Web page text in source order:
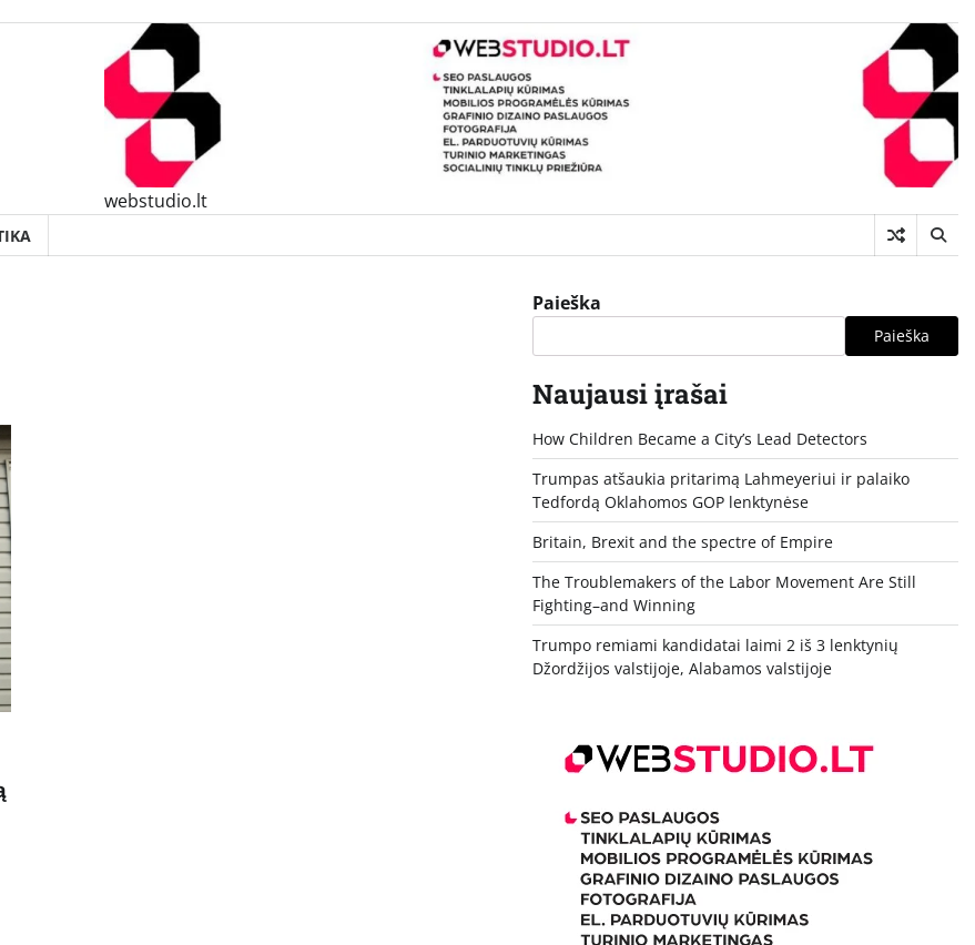
webstudio.lt
Paieška
Paieška
Naujausi įrašai
How Children Became a City’s Lead Detectors
Trumpas atšaukia pritarimą Lahmeyeriui ir palaiko
Tedfordą Oklahomos GOP lenktynėse
Britain, Brexit and the spectre of Empire
The Troublemakers of the Labor Movement Are Still
Fighting–and Winning
Trumpo remiami kandidatai laimi 2 iš 3 lenktynių
Džordžijos valstijoje, Alabamos valstijoje